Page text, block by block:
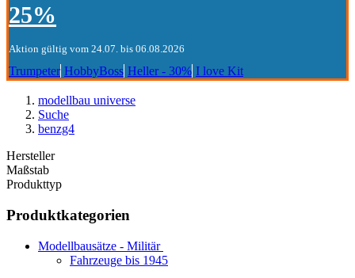
25%
Aktion gültig vom 24.07. bis 06.08.2026
Trumpeter HobbyBoss Heller - 30% I love Kit
modellbau universe
Suche
benzg4
Hersteller
Maßstab
Produkttyp
Produktkategorien
Modellbausätze - Militär
Fahrzeuge bis 1945